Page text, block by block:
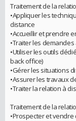
Traitement de la
•Appliquer les
distance
•Accueillir et prendre
•Traiter les
•Utiliser les outils
back office)
•Gérer les situations
•Assurer les travaux
•Traiter la relation à
Traitement de la
•Prospecter et